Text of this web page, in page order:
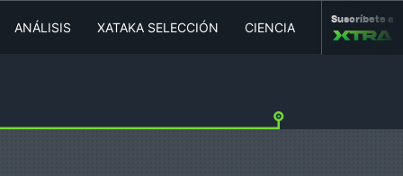
ANÁLISIS XATAKA SELECCIÓN CIENCIA MOVILIDAD
Suscríbete a